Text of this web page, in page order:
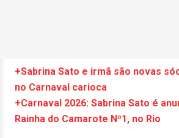
+Sabrina Sato e irmã são novas
no Carnaval carioca
+Carnaval 2026: Sabrina Sato é
Rainha do Camarote Nº1, no Rio